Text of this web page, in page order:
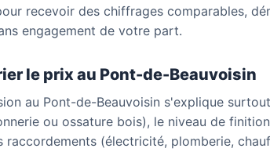
recevoir des chiffrages comparables,
engagement de votre part.
le prix au Pont-de-Beauvoisin
au Pont-de-Beauvoisin s'explique
ou ossature bois), le niveau de
(électricité, plomberie,